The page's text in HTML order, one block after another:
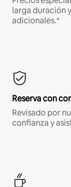
larga duración
adicionales.*
Reserva con
Revisado por
confianza y